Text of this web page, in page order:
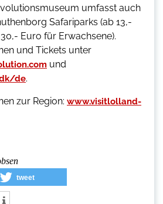
umfasst auch
Safariparks (ab 13,-
Euro für Erwachsene).
und Tickets unter
und
de.
zur Region: www.visitlolland-
tweet